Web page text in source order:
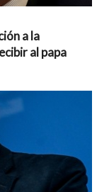
a la
al papa